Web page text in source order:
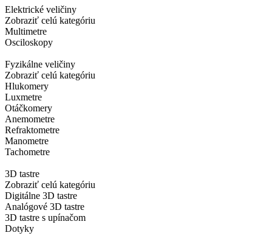
Elektrické veličiny
Zobraziť celú kategóriu
Multimetre
Osciloskopy
Fyzikálne veličiny
Zobraziť celú kategóriu
Hlukomery
Luxmetre
Otáčkomery
Anemometre
Refraktometre
Manometre
Tachometre
3D tastre
Zobraziť celú kategóriu
Digitálne 3D tastre
Analógové 3D tastre
3D tastre s upínačom
Dotyky